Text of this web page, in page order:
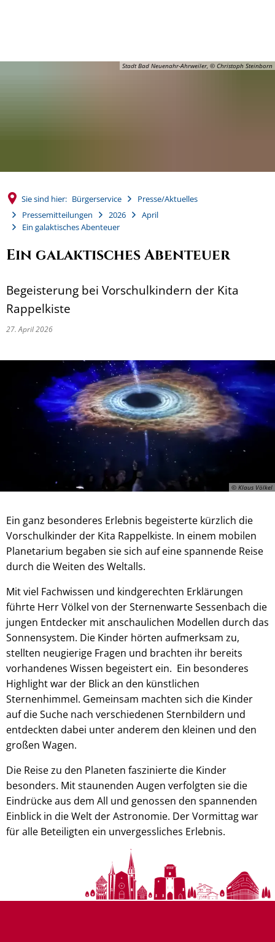
Stadt Bad Neuenahr-Ahrweiler, © Christoph Steinborn
Sie sind hier: Bürgerservice
Presse/Aktuelles
Pressemitteilungen
2026
April
Ein galaktisches Abenteuer
Ein galaktisches Abenteuer
Begeisterung bei Vorschulkindern der Kita
Rappelkiste
27. April 2026
© Klaus Völkel
Ein ganz besonderes Erlebnis begeisterte kürzlich die
Vorschulkinder der Kita Rappelkiste. In einem mobilen
Planetarium begaben sie sich auf eine spannende Reise
durch die Weiten des Weltalls.
Mit viel Fachwissen und kindgerechten Erklärungen
führte Herr Völkel von der Sternenwarte Sessenbach die
jungen Entdecker mit anschaulichen Modellen durch das
Sonnensystem. Die Kinder hörten aufmerksam zu,
stellten neugierige Fragen und brachten ihr bereits
vorhandenes Wissen begeistert ein. Ein besonderes
Highlight war der Blick an den künstlichen
Sternenhimmel. Gemeinsam machten sich die Kinder
auf die Suche nach verschiedenen Sternbildern und
entdeckten dabei unter anderem den kleinen und den
großen Wagen.
Die Reise zu den Planeten faszinierte die Kinder
besonders. Mit staunenden Augen verfolgten sie die
Eindrücke aus dem All und genossen den spannenden
Einblick in die Welt der Astronomie. Der Vormittag war
für alle Beteiligten ein unvergessliches Erlebnis.